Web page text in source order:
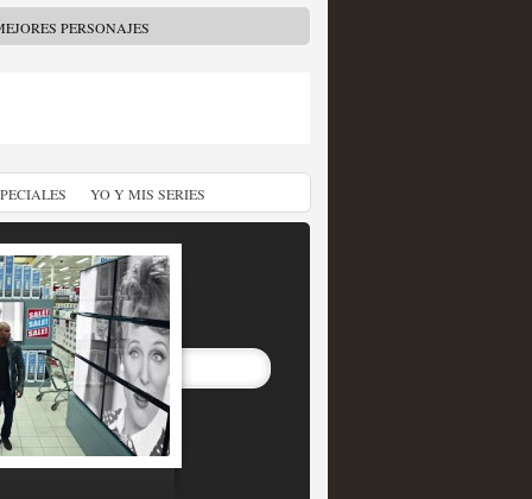
PERSONAJES
YO Y MIS SERIES